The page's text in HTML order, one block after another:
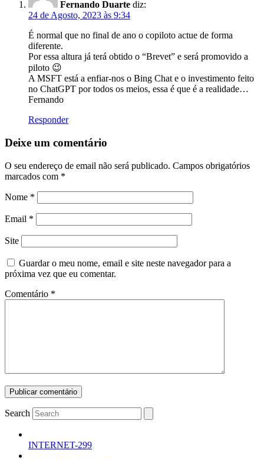
Fernando Duarte diz:
24 de Agosto, 2023 às 9:34
É normal que no final de ano o copiloto actue de forma
diferente.
Por essa altura já terá obtido o “Brevet” e será promovido a
piloto 😉
A MSFT está a enfiar-nos o Bing Chat e o investimento feito
no ChatGPT por todos os meios, essa é que é a realidade…
Fernando
Responder
Deixe um comentário
O seu endereço de email não será publicado. Campos obrigatórios
marcados com *
Nome *
Email *
Site
Guardar o meu nome, email e site neste navegador para a
próxima vez que eu comentar.
Comentário *
Search
INTERNET-299